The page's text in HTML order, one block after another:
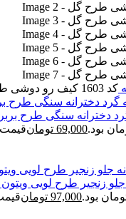
کد 1603 کیف رو دوشی طرح گل
69,000 تومان
97,000 تومان